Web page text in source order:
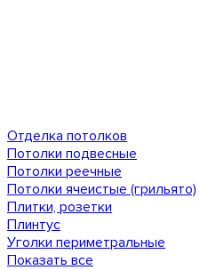
Отделка потолков
Потолки подвесные
Потолки реечные
Потолки ячеистые (грильято)
Плитки, розетки
Плинтус
Уголки периметральные
Показать все